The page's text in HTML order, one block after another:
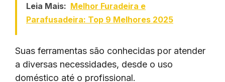
Leia Mais: Melhor Furadeira e
Parafusadeira: Top 9 Melhores 2025
Suas ferramentas são conhecidas por atender
a diversas necessidades, desde o uso
doméstico até o profissional.